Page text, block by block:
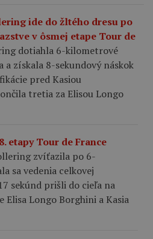
ide do žltého dresu po
v ôsmej etape Tour de
dotiahla 6-kilometrové
a získala 8-sekundový náskok
pred Kasiou
tretia za Elisou Longo
etapy Tour de France
zvíťazila po 6-
sa vedenia celkovej
sekúnd prišli do cieľa na
Longo Borghini a Kasia